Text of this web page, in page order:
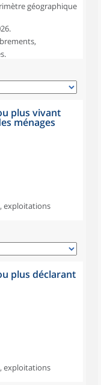
géographique
plus vivant
ménages
exploitations
plus déclarant
exploitations